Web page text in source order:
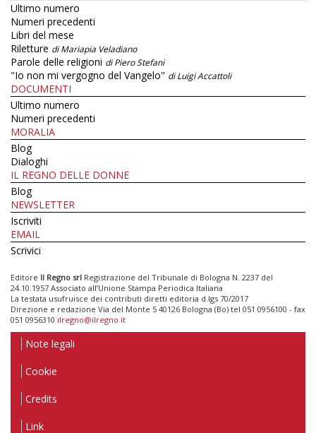
Ultimo numero
Numeri precedenti
Libri del mese
Riletture di Mariapia Veladiano
Parole delle religioni di Piero Stefani
"Io non mi vergogno del Vangelo" di Luigi Accattoli
DOCUMENTI
Ultimo numero
Numeri precedenti
MORALIA
Blog
Dialoghi
IL REGNO DELLE DONNE
Blog
NEWSLETTER
Iscriviti
EMAIL
Scrivici
Editore Il Regno srl Registrazione del Tribunale di Bologna N. 2237 del
24.10.1957 Associato all’Unione Stampa Periodica Italiana
La testata usufruisce dei contributi diretti editoria d.lgs 70/2017
Direzione e redazione Via del Monte 5 40126 Bologna (Bo) tel 051 0956100 - fax
051 0956310 ilregno@ilregno.it
Note legali
Cookie
Credits
Link